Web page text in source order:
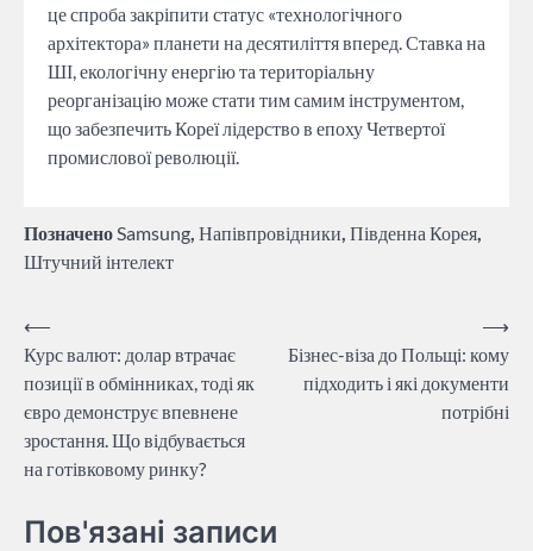
це спроба закріпити статус «технологічного
архітектора» планети на десятиліття вперед. Ставка на
ШІ, екологічну енергію та територіальну
реорганізацію може стати тим самим інструментом,
що забезпечить Кореї лідерство в епоху Четвертої
промислової революції.
ПозначеноSamsung, Напівпровідники, Південна Корея,
Штучний інтелект
Навігація
записів
⟵
Курс валют: долар втрачає
позиції в обмінниках, тоді як
євро демонструє впевнене
зростання. Що відбувається
на готівковому ринку?
Бізнес-віза до Польщі: кому
підходить і які документи
потрібні
⟶
Пов'язані записи